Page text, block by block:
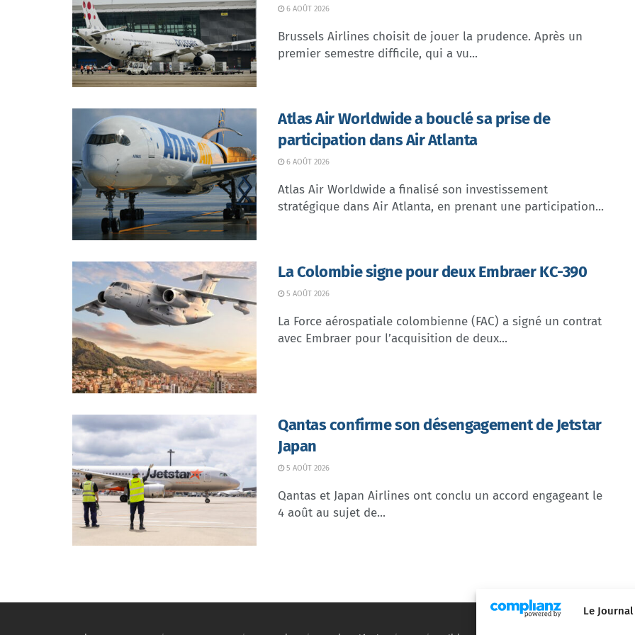
Le
6 AOÛT 2026
Brussels Airlines choisit de jouer la prudence. Après un
premier semestre difficile, qui a vu...
Atlas Air Worldwide a bouclé sa prise de
participation dans Air Atlanta
6 AOÛT 2026
Atlas Air Worldwide a finalisé son investissement
stratégique dans Air Atlanta, en prenant une participation...
La Colombie signe pour deux Embraer KC-390
5 AOÛT 2026
La Force aérospatiale colombienne (FAC) a signé un contrat
avec Embraer pour l’acquisition de deux...
Qantas confirme son désengagement de Jetstar
Japan
5 AOÛT 2026
Qantas et Japan Airlines ont conclu un accord engageant le
4 août au sujet de...